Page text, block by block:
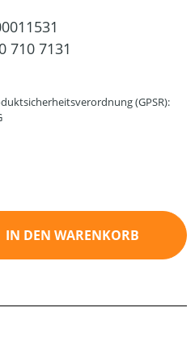
710 7131
(GPSR):
den gewünschten
IN DEN WARENKORB